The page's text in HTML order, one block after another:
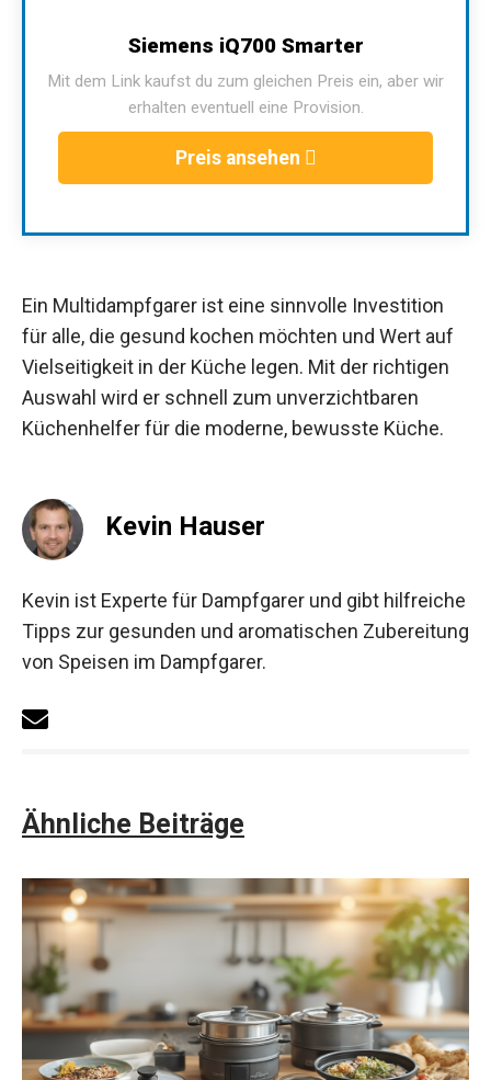
Siemens iQ700 Smarter
Mit dem Link kaufst du zum gleichen Preis ein, aber wir
erhalten eventuell eine Provision.
Preis ansehen
Ein Multidampfgarer ist eine sinnvolle Investition
für alle, die gesund kochen möchten und Wert auf
Vielseitigkeit in der Küche legen. Mit der richtigen
Auswahl wird er schnell zum unverzichtbaren
Küchenhelfer für die moderne, bewusste Küche.
Kevin Hauser
Kevin ist Experte für Dampfgarer und gibt hilfreiche
Tipps zur gesunden und aromatischen Zubereitung
von Speisen im Dampfgarer.
Ähnliche Beiträge